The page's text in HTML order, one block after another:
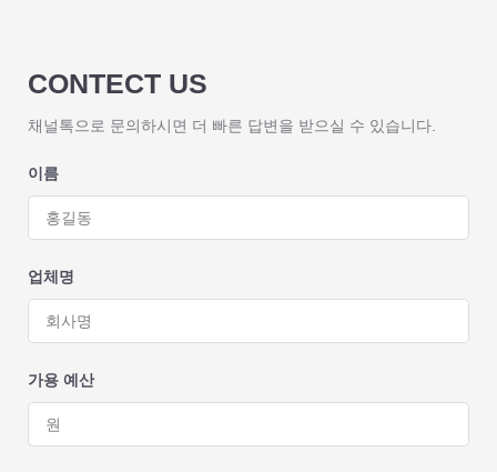
CONTECT US
채널톡으로 문의하시면 더 빠른 답변을 받으실 수 있습니다.
이름
업체명
가용 예산